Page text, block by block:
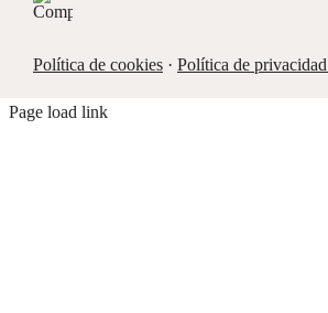
Política de cookies· Política de privacidad
Page load link